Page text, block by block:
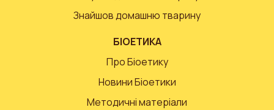
Знайшов домашню тварину
БІОЕТИКА
Про Біоетику
Новини Біоетики
Методичні матеріали